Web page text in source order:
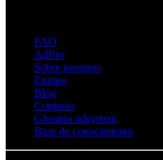
FAQ
AdPro
Sobre nosotros
Equipo
Blog
Contacto
Glosario adsystem
Base de conocimiento